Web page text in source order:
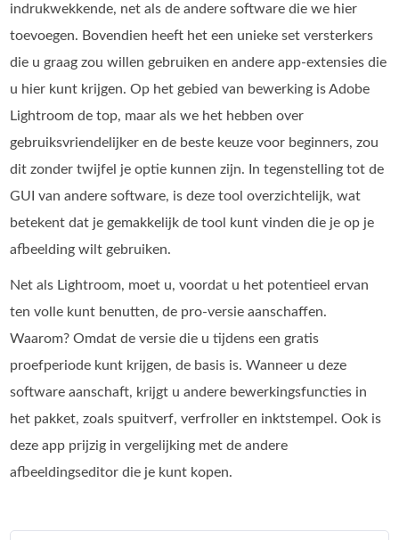
indrukwekkende, net als de andere software die we hier
toevoegen. Bovendien heeft het een unieke set versterkers
die u graag zou willen gebruiken en andere app-extensies die
u hier kunt krijgen. Op het gebied van bewerking is Adobe
Lightroom de top, maar als we het hebben over
gebruiksvriendelijker en de beste keuze voor beginners, zou
dit zonder twijfel je optie kunnen zijn. In tegenstelling tot de
GUI van andere software, is deze tool overzichtelijk, wat
betekent dat je gemakkelijk de tool kunt vinden die je op je
afbeelding wilt gebruiken.
Net als Lightroom, moet u, voordat u het potentieel ervan
ten volle kunt benutten, de pro-versie aanschaffen.
Waarom? Omdat de versie die u tijdens een gratis
proefperiode kunt krijgen, de basis is. Wanneer u deze
software aanschaft, krijgt u andere bewerkingsfuncties in
het pakket, zoals spuitverf, verfroller en inktstempel. Ook is
deze app prijzig in vergelijking met de andere
afbeeldingseditor die je kunt kopen.